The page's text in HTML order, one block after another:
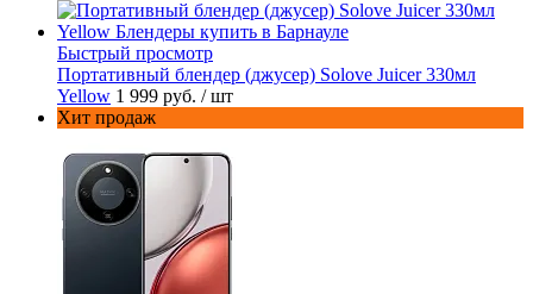
Быстрый просмотр
Портативный блендер (джусер) Solove Juicer 330мл
Yellow 1 999 руб. / шт
Хит продаж